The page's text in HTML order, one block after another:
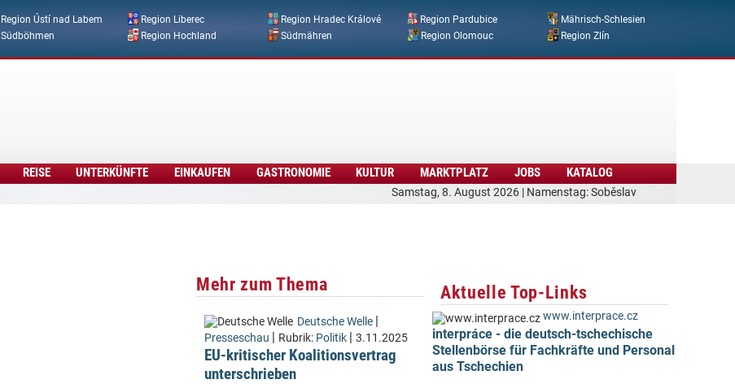
Direkt zum Inhalt
Region Ústí nad Labem Region Liberec Region Hradec Králové Region Pardubice
Mährisch-Schlesien
Südböhmen Region Hochland Südmähren Region Olomouc Region Zlín
Samstag, 8. August 2026 | Namenstag: Soběslav
REISE UNTERKÜNFTE EINKAUFEN GASTRONOMIE KULTUR MARKTPLATZ JOBS KATALOG
Mehr zum Thema
Deutsche Welle |
Presseschau | Rubrik: Politik | 3.11.2025
EU-kritischer Koalitionsvertrag
unterschrieben
Aktuelle Top-Links
www.interprace.cz
interpráce - die deutsch-tschechische
Stellenbörse für Fachkräfte und Personal
aus Tschechien